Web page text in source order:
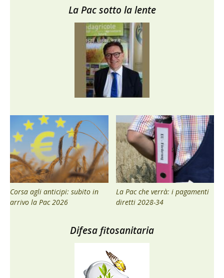
La Pac sotto la lente
Corsa agli anticipi: subito in
arrivo la Pac 2026
La Pac che verrà: i pagamenti
diretti 2028-34
Difesa fitosanitaria